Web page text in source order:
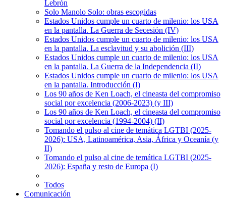
Lebrón
Solo Manolo Solo: obras escogidas
Estados Unidos cumple un cuarto de milenio: los USA
en la pantalla. La Guerra de Secesión (IV)
Estados Unidos cumple un cuarto de milenio: los USA
en la pantalla. La esclavitud y su abolición (III)
Estados Unidos cumple un cuarto de milenio: los USA
en la pantalla. La Guerra de la Independencia (II)
Estados Unidos cumple un cuarto de milenio: los USA
en la pantalla. Introducción (I)
Los 90 años de Ken Loach, el cineasta del compromiso
social por excelencia (2006-2023) (y III)
Los 90 años de Ken Loach, el cineasta del compromiso
social por excelencia (1994-2004) (II)
Tomando el pulso al cine de temática LGTBI (2025-
2026): USA, Latinoamérica, Asia, África y Oceanía (y
II)
Tomando el pulso al cine de temática LGTBI (2025-
2026): España y resto de Europa (I)
Todos
Comunicación